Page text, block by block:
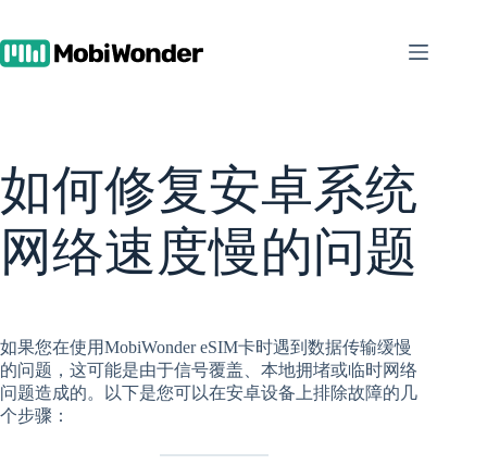
内
如何修复安卓系统
网络速度慢的问题
如果您在使用MobiWonder eSIM卡时遇到数据传输缓慢
的问题，这可能是由于信号覆盖、本地拥堵或临时网络
问题造成的。以下是您可以在安卓设备上排除故障的几
个步骤：